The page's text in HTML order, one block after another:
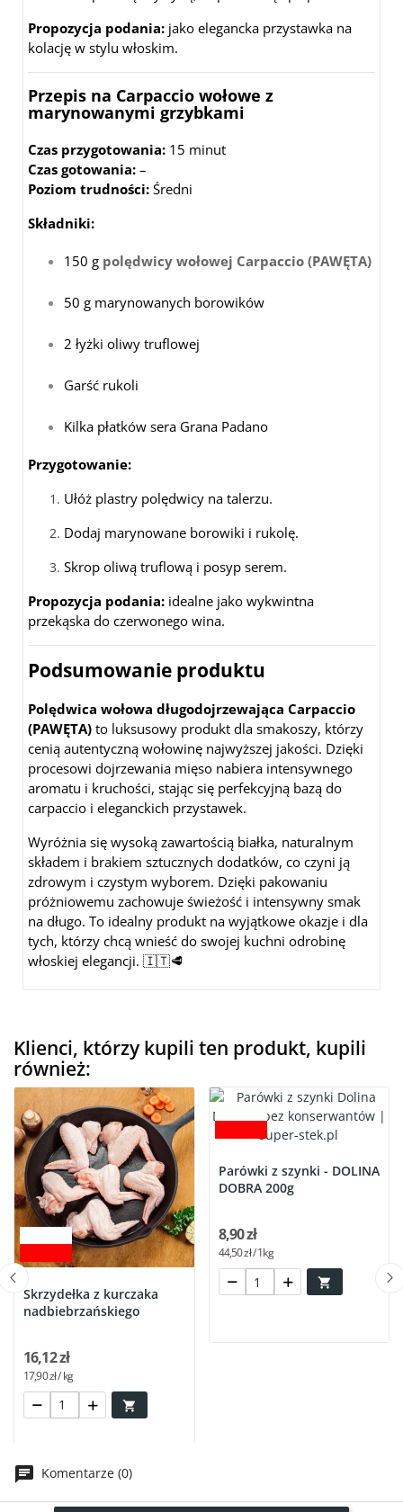
Propozycja podania: jako elegancka przystawka na
kolację w stylu włoskim.
Przepis na Carpaccio wołowe z
marynowanymi grzybkami
Czas przygotowania: 15 minut
Czas gotowania: –
Poziom trudności: Średni
Składniki:
150 g polędwicy wołowej Carpaccio (PAWĘTA)
50 g marynowanych borowików
2 łyżki oliwy truflowej
Garść rukoli
Kilka płatków sera Grana Padano
Przygotowanie:
Ułóż plastry polędwicy na talerzu.
Dodaj marynowane borowiki i rukolę.
Skrop oliwą truflową i posyp serem.
Propozycja podania: idealne jako wykwintna
przekąska do czerwonego wina.
Podsumowanie produktu
Polędwica wołowa długodojrzewająca Carpaccio
(PAWĘTA) to luksusowy produkt dla smakoszy, którzy
cenią autentyczną wołowinę najwyższej jakości. Dzięki
procesowi dojrzewania mięso nabiera intensywnego
aromatu i kruchości, stając się perfekcyjną bazą do
carpaccio i eleganckich przystawek.
Wyróżnia się wysoką zawartością białka, naturalnym
składem i brakiem sztucznych dodatków, co czyni ją
zdrowym i czystym wyborem. Dzięki pakowaniu
próżniowemu zachowuje świeżość i intensywny smak
na długo. To idealny produkt na wyjątkowe okazje i dla
tych, którzy chcą wnieść do swojej kuchni odrobinę
włoskiej elegancji. 🇮🇹🥩
Klienci, którzy kupili ten produkt, kupili
również:
Skrzydełka z kurczaka
nadbiebrzańskiego

16,12 zł
17,90 zł / kg
Parówki z szynki - DOLINA
DOBRA 200g

8,90 zł
44,50 zł / 1kg
Komentarze (0)